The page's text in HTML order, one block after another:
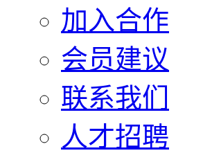
加入合作
会员建议
联系我们
人才招聘